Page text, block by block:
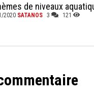
de niveaux
2020 SATANOS 3 121